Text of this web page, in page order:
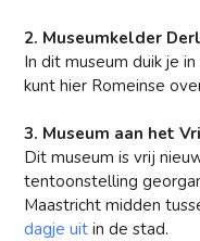
2. Museumkelder
In dit museum duik je
kunt hier Romeinse
3. Museum aan het
Dit museum is vrij
tentoonstelling
Maastricht midden
dagje uit in de stad.